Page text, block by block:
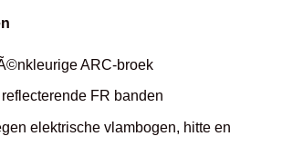
ARC-broek
FR banden
elektrische vlambogen, hitte en